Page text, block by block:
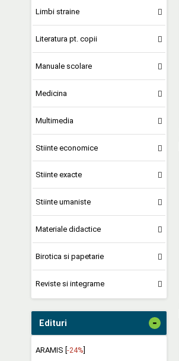
Limbi straine
Literatura pt. copii
Manuale scolare
Medicina
Multimedia
Stiinte economice
Stiinte exacte
Stiinte umaniste
Materiale didactice
Birotica si papetarie
Reviste si integrame
Edituri -
ARAMIS [ -24%